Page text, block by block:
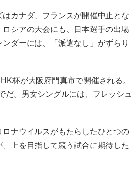
はカナダ、フランスが開催中止とな
ロシアの大会にも、日本選手の出場
ダーには、「派遣なし」がずらり
杯が大阪府門真市で開催される。
だ。男女シングルには、フレッシュ
ロナウイルスがもたらしたひとつの
上を目指して競う試合に期待した